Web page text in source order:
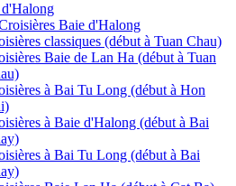
Baie d'Halong
classiques (début à Tuan Chau)
Baie de Lan Ha (début à Tuan
à Bai Tu Long (début à Hon
à Baie d'Halong (début à Bai
à Bai Tu Long (début à Bai